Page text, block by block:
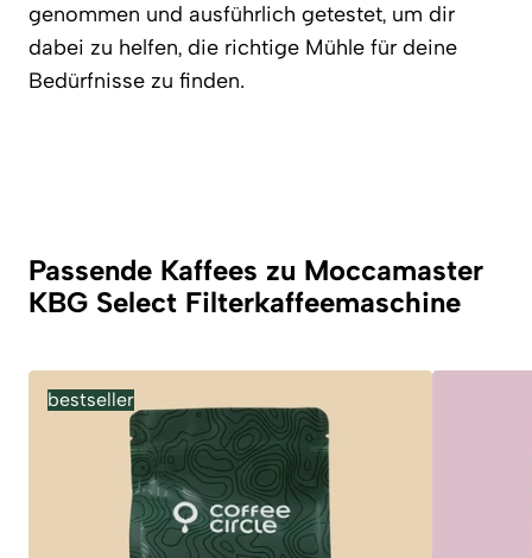
genommen und ausführlich getestet, um dir
dabei zu helfen, die richtige Mühle für deine
Bedürfnisse zu finden.
Passende Kaffees zu Moccamaster
KBG Select Filterkaffeemaschine
bestseller